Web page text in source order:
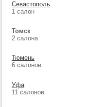
Севастополь
1 салон
Томск
2 салона
Тюмень
6 салонов
Уфа
11 салонов